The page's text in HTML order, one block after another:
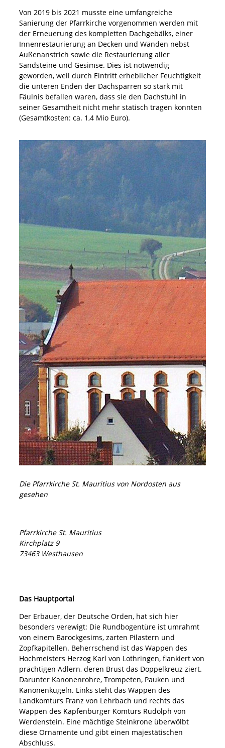
Von 2019 bis 2021 musste eine umfangreiche
Sanierung der Pfarrkirche vorgenommen werden mit
der Erneuerung des kompletten Dachgebälks, einer
Innenrestaurierung an Decken und Wänden nebst
Außenanstrich sowie die Restaurierung aller
Sandsteine und Gesimse. Dies ist notwendig
geworden, weil durch Eintritt erheblicher Feuchtigkeit
die unteren Enden der Dachsparren so stark mit
Fäulnis befallen waren, dass sie den Dachstuhl in
seiner Gesamtheit nicht mehr statisch tragen konnten
(Gesamtkosten: ca. 1,4 Mio Euro).
Die Pfarrkirche St. Mauritius von Nordosten aus
gesehen
Pfarrkirche St. Mauritius
Kirchplatz 9
73463 Westhausen
Das Hauptportal
Der Erbauer, der Deutsche Orden, hat sich hier
besonders verewigt: Die Rundbogentüre ist umrahmt
von einem Barockgesims, zarten Pilastern und
Zopfkapitellen. Beherrschend ist das Wappen des
Hochmeisters Herzog Karl von Lothringen, flankiert von
prächtigen Adlern, deren Brust das Doppelkreuz ziert.
Darunter Kanonenrohre, Trompeten, Pauken und
Kanonenkugeln. Links steht das Wappen des
Landkomturs Franz von Lehrbach und rechts das
Wappen des Kapfenburger Komturs Rudolph von
Werdenstein. Eine mächtige Steinkrone überwölbt
diese Ornamente und gibt einen majestätischen
Abschluss.